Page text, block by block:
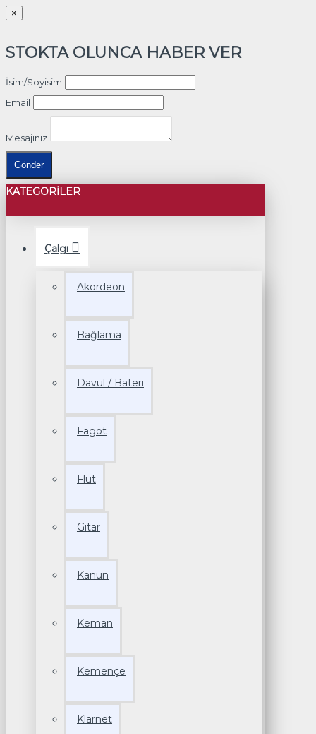
×
STOKTA OLUNCA HABER VER
İsim/Soyisim
Email
Mesajınız
Gönder
KATEGORILER
Çalgı
Akordeon
Bağlama
Davul / Bateri
Fagot
Flüt
Gitar
Kanun
Keman
Kemençe
Klarnet